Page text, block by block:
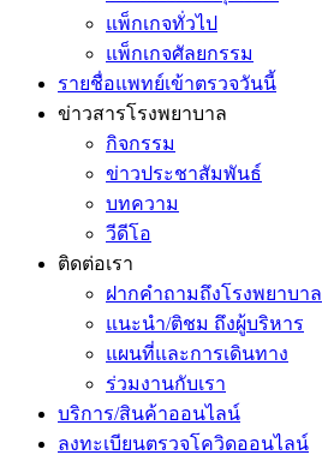
แพ็กเกจทั่วไป
แพ็กเกจศัลยกรรม
รายชื่อแพทย์เข้าตรวจวันนี้
ข่าวสารโรงพยาบาล
กิจกรรม
ข่าวประชาสัมพันธ์
บทความ
วีดีโอ
ติดต่อเรา
ฝากคำถามถึงโรงพยาบาล
แนะนำ/ติชม ถึงผู้บริหาร
แผนที่และการเดินทาง
ร่วมงานกับเรา
บริการ/สินค้าออนไลน์
ลงทะเบียนตรวจโควิดออนไลน์